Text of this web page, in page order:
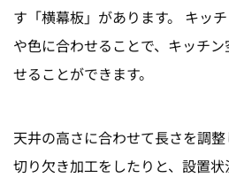
す「横幕板」があります。 キッ
や色に合わせることで、キッチ
せることができます。
天井の高さに合わせて長さを調
切り欠き加工をしたりと、設置